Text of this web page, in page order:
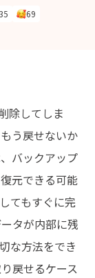
69
除してしま
う戻せないか
バックアップ
元できる可能
てもすぐに完
タが内部に残
な方法をでき
戻せるケース